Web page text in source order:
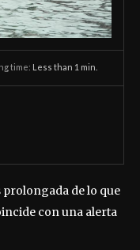
time: Less than 1 min.
prolongada de lo que
con una alerta